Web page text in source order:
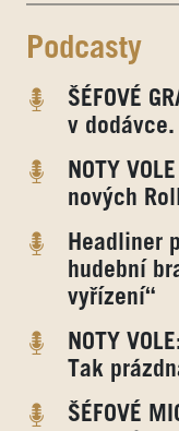
Podcasty
ŠÉFOVÉ
v
NOTY
nových
Headliner
hudební
vyřízení“
NOTY
Tak
ŠÉFOVÉ